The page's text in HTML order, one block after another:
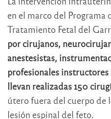
en el marco del Programa
Tratamiento Fetal del
por cirujanos,
anestesistas,
profesionales
llevan realizadas 150
útero fuera del cuerpo de
lesión espinal del feto.